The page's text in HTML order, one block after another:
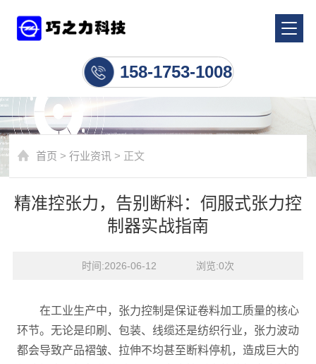
158-1753-1008
首页 >行业资讯 > 正文
精准控张力，告别断料：伺服式张力控
制器实战指南
时间:2026-06-12    浏览:0次
在工业生产中，张力控制是保证卷料加工质量的核心
环节。无论是印刷、包装、线缆还是纺织行业，张力波动
都会导致产品褶皱、拉伸不均甚至断料停机，造成巨大的